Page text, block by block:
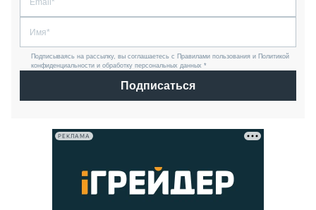
Подписываясь на рассылку, вы соглашаетесь с Правилами пользования и Политикой
конфиденциальности и обработку персональных данных *
Подписаться
РЕКЛАМА